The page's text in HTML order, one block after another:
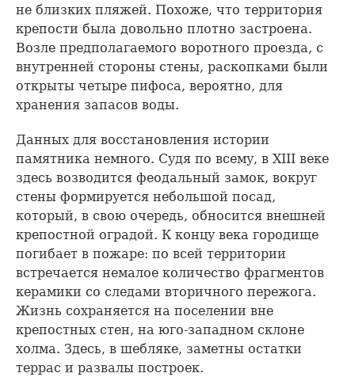
не близких пляжей. Похоже, что территория
крепости была довольно плотно застроена.
Возле предполагаемого воротного проезда, с
внутренней стороны стены, раскопками были
открыты четыре пифоса, вероятно, для
хранения запасов воды.
Данных для восстановления истории
памятника немного. Судя по всему, в XIII веке
здесь возводится феодальный замок, вокруг
стены формируется небольшой посад,
который, в свою очередь, обносится внешней
крепостной оградой. К концу века городище
погибает в пожаре: по всей территории
встречается немалое количество фрагментов
керамики со следами вторичного пережога.
Жизнь сохраняется на поселении вне
крепостных стен, на юго-западном склоне
холма. Здесь, в шебляке, заметны остатки
террас и развалы построек.